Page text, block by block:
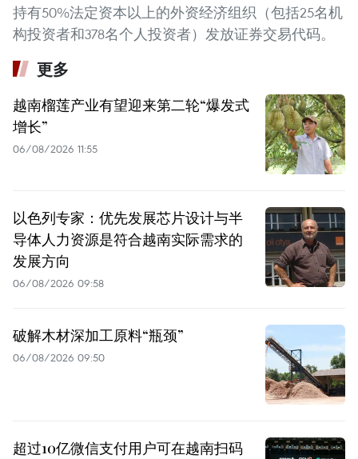
持有50%法定资本以上的外资经济组织（包括25名机
构投资者和378名个人投资者）发放证券交易代码。
更多
越南榴莲产业有望迎来第二轮“爆发式
增长”
06/08/2026 11:55
以色列专家：优先发展芯片设计与半
导体人力资源是符合越南实际需求的
发展方向
06/08/2026 09:58
破解木材深加工原料“瓶颈”
06/08/2026 09:50
超过10亿微信支付用户可在越南扫码